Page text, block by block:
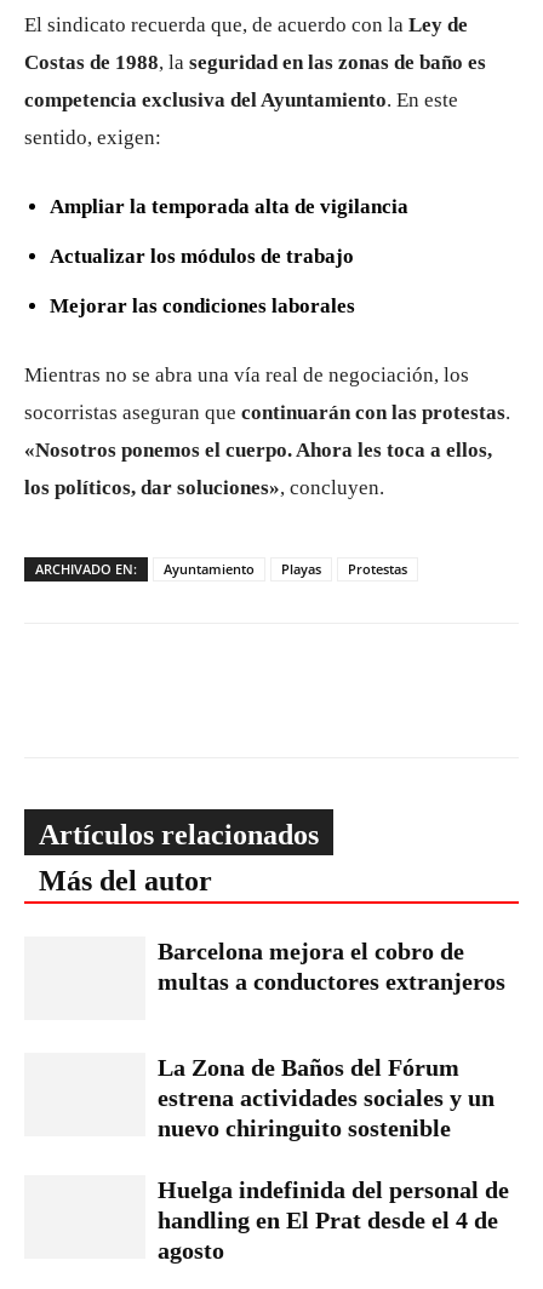
El sindicato recuerda que, de acuerdo con la Ley de
Costas de 1988, la seguridad en las zonas de baño es
competencia exclusiva del Ayuntamiento. En este
sentido, exigen:
Ampliar la temporada alta de vigilancia
Actualizar los módulos de trabajo
Mejorar las condiciones laborales
Mientras no se abra una vía real de negociación, los
socorristas aseguran que continuarán con las protestas.
«Nosotros ponemos el cuerpo. Ahora les toca a ellos,
los políticos, dar soluciones», concluyen.
ARCHIVADO EN: Ayuntamiento Playas Protestas
Artículos relacionados
Más del autor
Barcelona mejora el cobro de
multas a conductores extranjeros
La Zona de Baños del Fórum
estrena actividades sociales y un
nuevo chiringuito sostenible
Huelga indefinida del personal de
handling en El Prat desde el 4 de
agosto